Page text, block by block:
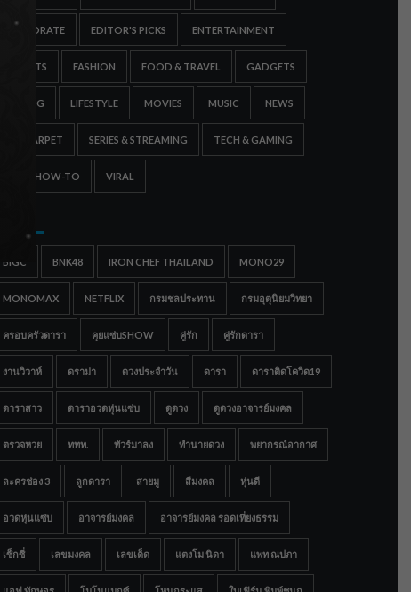
CORPORATE EDITOR'S PICKS ENTERTAINMENT
ESPORTS FASHION FOOD & TRAVEL GADGETS
GAMING LIFESTYLE MOVIES MUSIC NEWS
RED CARPET SERIES & STREAMING TECH & GAMING
TIPS & HOW-TO VIRAL
BIGC BNK48 IRON CHEF THAILAND MONO29
MONOMAX NETFLIX กรมชลประทาน กรมอุตุนิยมวิทยา
ครอบครัวดารา คุยแซ่บSHOW คู่รัก คู่รักดารา
งานวิวาห์ ดราม่า ดวงประจำวัน ดารา ดาราติดโควิด19
ดาราสาว ดาราอวดหุ่นแซ่บ ดูดวง ดูดวงอาจารย์มงคล
ตรวจหวย ททท. ทัวร์มาลง ทำนายดวง พยากรณ์อากาศ
ละครช่อง 3 ลูกดารา สายมู สีมงคล หุ่นดี
อวดหุ่นแซ่บ อาจารย์มงคล อาจารย์มงคล รอดเที่ยงธรรม
เซ็กซี่ เลขมงคล เลขเด็ด แตงโม นิดา แพท ณปภา